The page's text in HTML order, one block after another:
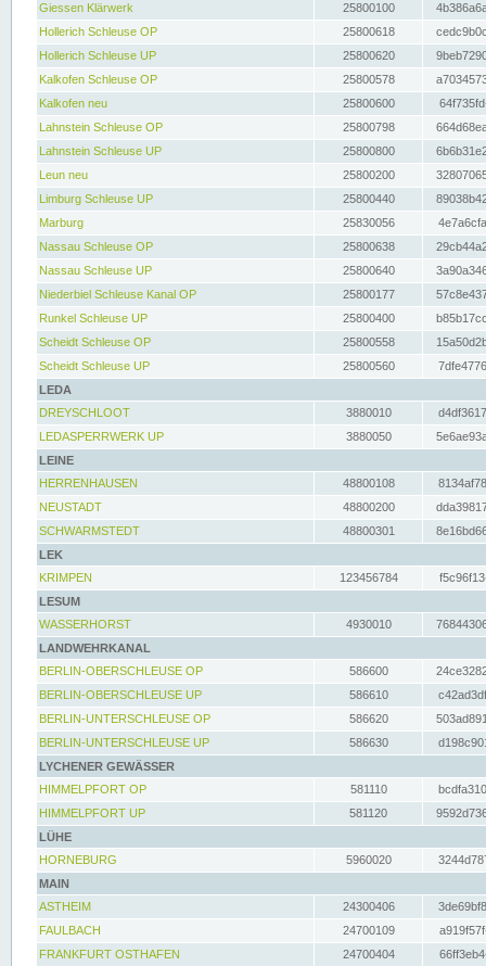
Giessen Klärwerk
25800100
Hollerich Schleuse OP
25800618
Hollerich Schleuse UP
25800620
Kalkofen Schleuse OP
25800578
Kalkofen neu
25800600
Lahnstein Schleuse OP
25800798
Lahnstein Schleuse UP
25800800
Leun neu
25800200
Limburg Schleuse UP
25800440
Marburg
25830056
Nassau Schleuse OP
25800638
Nassau Schleuse UP
25800640
Niederbiel Schleuse Kanal OP
25800177
Runkel Schleuse UP
25800400
Scheidt Schleuse OP
25800558
Scheidt Schleuse UP
25800560
LEDA
DREYSCHLOOT
3880010
LEDASPERRWERK UP
3880050
LEINE
HERRENHAUSEN
48800108
NEUSTADT
48800200
SCHWARMSTEDT
48800301
LEK
KRIMPEN
123456784
LESUM
WASSERHORST
4930010
LANDWEHRKANAL
BERLIN-OBERSCHLEUSE OP
586600
BERLIN-OBERSCHLEUSE UP
586610
BERLIN-UNTERSCHLEUSE OP
586620
BERLIN-UNTERSCHLEUSE UP
586630
LYCHENER GEWÄSSER
HIMMELPFORT OP
581110
HIMMELPFORT UP
581120
LÜHE
HORNEBURG
5960020
MAIN
ASTHEIM
24300406
FAULBACH
24700109
FRANKFURT OSTHAFEN
24700404